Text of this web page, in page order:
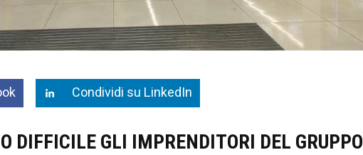
Condividi su LinkedIn
DIFFICILE GLI IMPRENDITORI DEL GRUPPO